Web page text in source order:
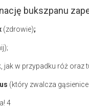
bukszpanu
(zdrowie);
jak w przypadku róż oraz
(który zwalcza